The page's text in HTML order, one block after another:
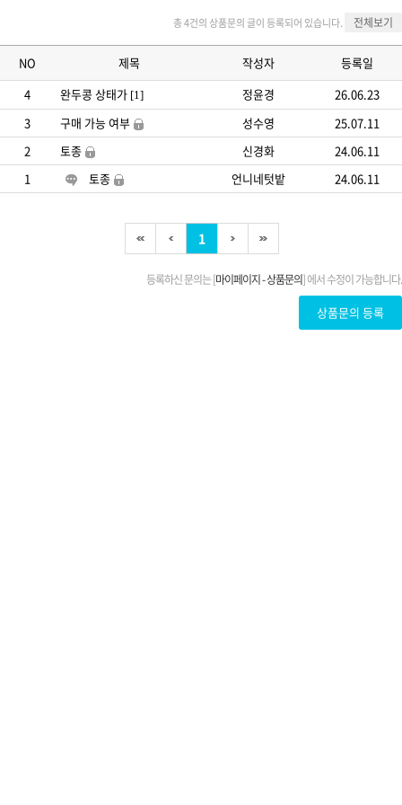
총 4건의 상품문의 글이 등록되어 있습니다. 전체보기
NO 제목 작성자
등록일
4
완두콩 상태가 [1] 정윤경
26.06.23
3
구매 가능 여부 성수영
25.07.11
2
토종 신경화
24.06.11
1
토종 언니네텃밭 24.06.11
1
등록하신 문의는 [마이페이지 - 상품문의] 에서 수정이 가능합니다.
상품문의 등록